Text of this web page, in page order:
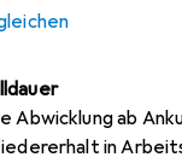
Abwicklung ab
in